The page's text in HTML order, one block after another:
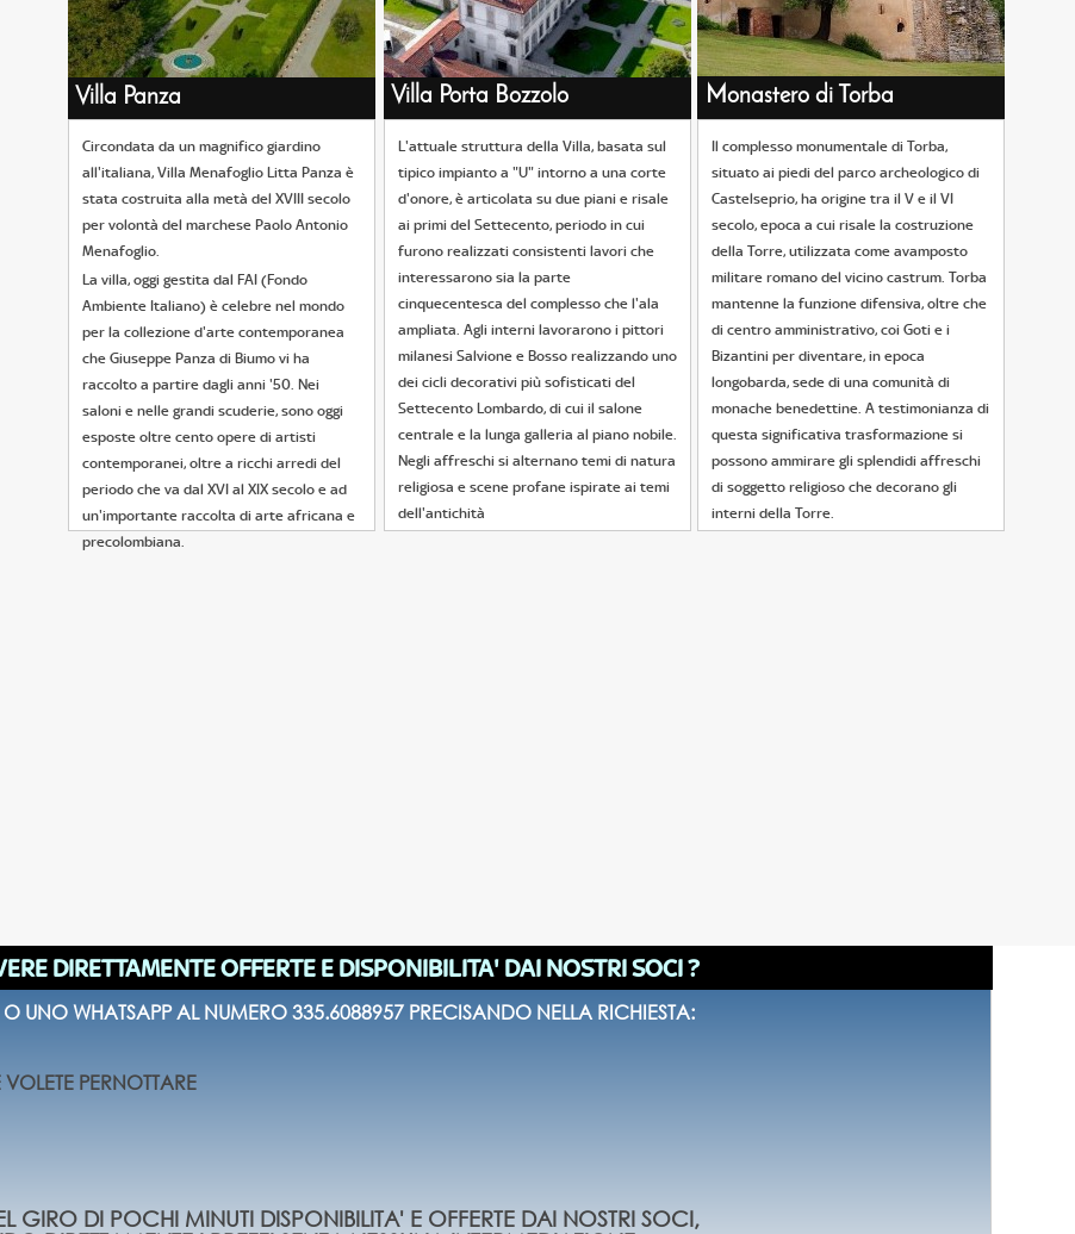
O UNO WHATSAPP AL NUMERO 335.6088957 PRECISANDO NELLA RICHIESTA:
PERNOTTARE
GIRO DI POCHI MINUTI DISPONIBILITA' E OFFERTE DAI NOSTRI SOCI,
DIRETTAMENTE OFFERTE E DISPONIBILITA' DAI NOSTRI SOCI ?
Villa Panza Villa Porta Bozzolo Monastero di Torba
Circondata da un magnifico giardino
all'italiana, Villa Menafoglio Litta Panza è
stata costruita alla metà del XVIII secolo
per volontà del marchese Paolo Antonio
Menafoglio.
La villa, oggi gestita dal FAI (Fondo
Ambiente Italiano) è celebre nel mondo
per la collezione d'arte contemporanea
che Giuseppe Panza di Biumo vi ha
raccolto a partire dagli anni '50. Nei
saloni e nelle grandi scuderie, sono oggi
esposte oltre cento opere di artisti
contemporanei, oltre a ricchi arredi del
periodo che va dal XVI al XIX secolo e ad
un'importante raccolta di arte africana e
precolombiana.
L'attuale struttura della Villa, basata sul
tipico impianto a "U" intorno a una corte
d'onore, è articolata su due piani e risale
ai primi del Settecento, periodo in cui
furono realizzati consistenti lavori che
interessarono sia la parte
cinquecentesca del complesso che l'ala
ampliata. Agli interni lavorarono i pittori
milanesi Salvione e Bosso realizzando uno
dei cicli decorativi più sofisticati del
Settecento Lombardo, di cui il salone
centrale e la lunga galleria al piano nobile.
Negli affreschi si alternano temi di natura
religiosa e scene profane ispirate ai temi
dell'antichità
Il complesso monumentale di Torba,
situato ai piedi del parco archeologico di
Castelseprio, ha origine tra il V e il VI
secolo, epoca a cui risale la costruzione
della Torre, utilizzata come avamposto
militare romano del vicino castrum. Torba
mantenne la funzione difensiva, oltre che
di centro amministrativo, coi Goti e i
Bizantini per diventare, in epoca
longobarda, sede di una comunità di
monache benedettine. A testimonianza di
questa significativa trasformazione si
possono ammirare gli splendidi affreschi
di soggetto religioso che decorano gli
interni della Torre.